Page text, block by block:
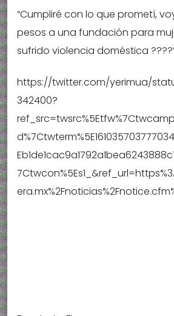
“Cumpliré con lo que prometí,
pesos a una fundación para
sufrido violencia doméstica
https://twitter.com/yerimua/
342400?